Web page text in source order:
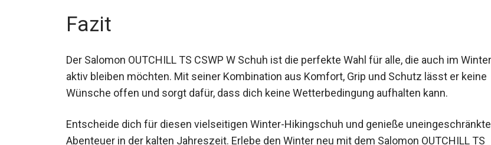
Fazit
Der Salomon OUTCHILL TS CSWP W Schuh ist die perfekte Wahl für alle, die auch im Winter
aktiv bleiben möchten. Mit seiner Kombination aus Komfort, Grip und Schutz lässt er keine
Entscheide dich für diesen vielseitigen Winter-Hikingschuh und genieße uneingeschränkte